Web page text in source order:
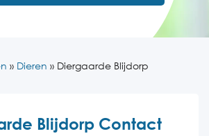
» Dieren » Diergaarde Blijdorp
Blijdorp Contact